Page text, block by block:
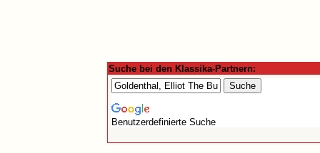
Suche bei den Klassika-Partnern:
Benutzerdefinierte Suche